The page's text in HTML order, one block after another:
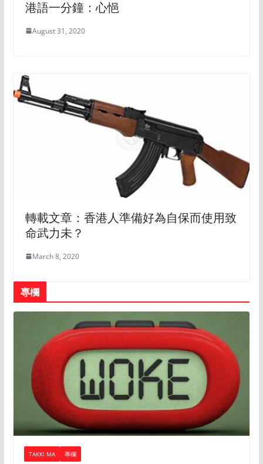
港語一分鐘：心悒
August 31, 2020
轉載文章：香港人準備好為自保而使用致
命武力未？
March 8, 2020
專欄
TAKKI MA 專欄